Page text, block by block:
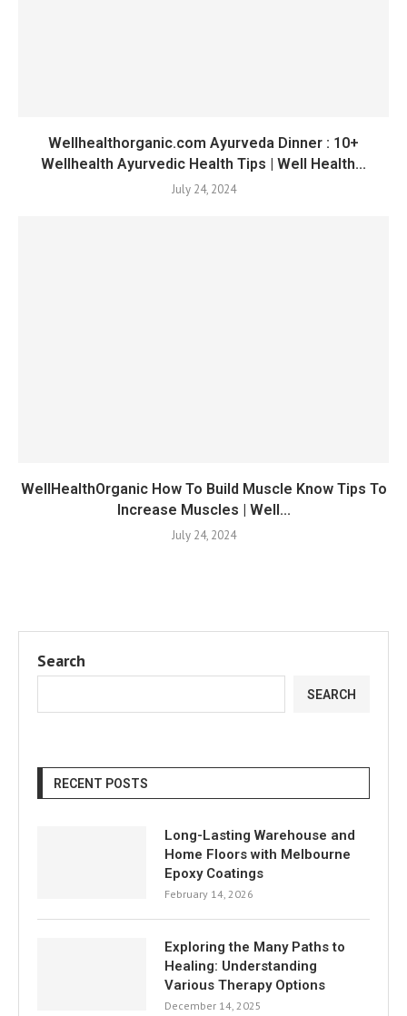
Wellhealthorganic.com Ayurveda Dinner : 10+
Wellhealth Ayurvedic Health Tips | Well Health...
July 24, 2024
WellHealthOrganic How To Build Muscle Know Tips To
Increase Muscles | Well...
July 24, 2024
Search
SEARCH
RECENT POSTS
Long-Lasting Warehouse and
Home Floors with Melbourne
Epoxy Coatings
February 14, 2026
Exploring the Many Paths to
Healing: Understanding
Various Therapy Options
December 14, 2025